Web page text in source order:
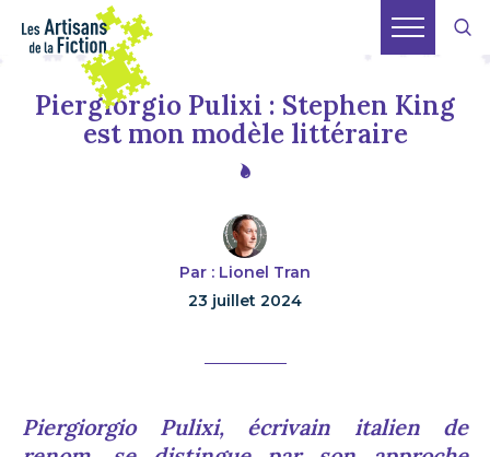
Piergiorgio Pulixi : Stephen King
est mon modèle littéraire
Par : Lionel Tran
23 juillet 2024
Piergiorgio Pulixi, écrivain italien de